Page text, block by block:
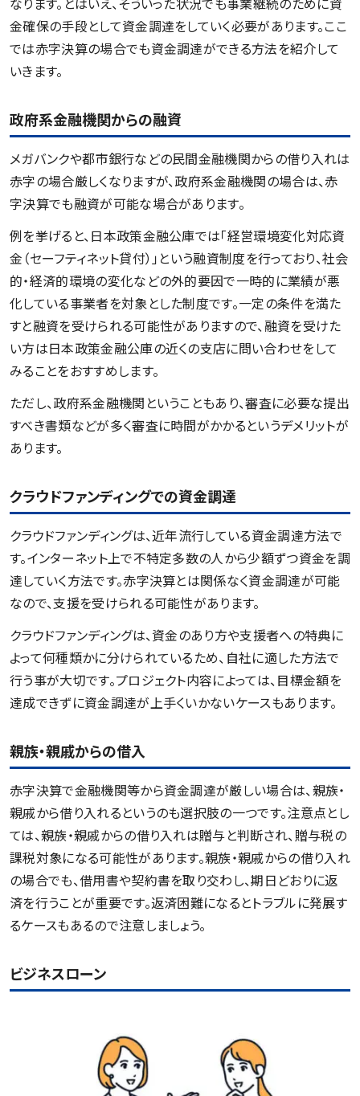
金確保の手段として資金調達をしていく必要があります。ここ
では赤字決算の場合でも資金調達ができる方法を紹介して
いきます。
政府系金融機関からの融資
メガバンクや都市銀行などの民間金融機関からの借り入れは
赤字の場合厳しくなりますが、政府系金融機関の場合は、赤
字決算でも融資が可能な場合があります。
例を挙げると、日本政策金融公庫では「経営環境変化対応資
金（セーフティネット貸付）」という融資制度を行っており、社会
的・経済的環境の変化などの外的要因で一時的に業績が悪
化している事業者を対象とした制度です。一定の条件を満た
すと融資を受けられる可能性がありますので、融資を受けた
い方は日本政策金融公庫の近くの支店に問い合わせをして
みることをおすすめします。
ただし、政府系金融機関ということもあり、審査に必要な提出
すべき書類などが多く審査に時間がかかるというデメリットが
あります。
クラウドファンディングでの資金調達
クラウドファンディングは、近年流行している資金調達方法で
す。インターネット上で不特定多数の人から少額ずつ資金を調
達していく方法です。赤字決算とは関係なく資金調達が可能
なので、支援を受けられる可能性があります。
クラウドファンディングは、資金のあり方や支援者への特典に
よって何種類かに分けられているため、自社に適した方法で
行う事が大切です。プロジェクト内容によっては、目標金額を
達成できずに資金調達が上手くいかないケースもあります。
親族・親戚からの借入
赤字決算で金融機関等から資金調達が厳しい場合は、親族・
親戚から借り入れるというのも選択肢の一つです。注意点とし
ては、親族・親戚からの借り入れは贈与と判断され、贈与税の
課税対象になる可能性があります。親族・親戚からの借り入れ
の場合でも、借用書や契約書を取り交わし、期日どおりに返
済を行うことが重要です。返済困難になるとトラブルに発展す
るケースもあるので注意しましょう。
ビジネスローン